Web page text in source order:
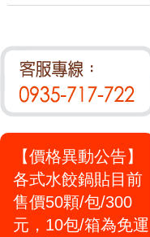
【價格異動公告】
各式水餃鍋貼目前
售價50顆/包/300
元，10包/箱為免運